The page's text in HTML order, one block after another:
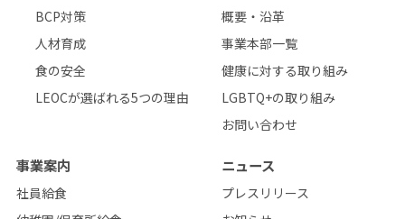
BCP対策
人材育成
食の安全
LEOCが選ばれる5つの理由
概要・沿革
事業本部一覧
健康に対する取り組み
LGBTQ+の取り組み
お問い合わせ
事業案内
社員給食
ニュース
プレスリリース